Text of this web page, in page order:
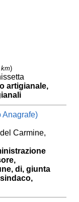
km)
artigianale,
Anagrafe)
Carmine,
di, giunta